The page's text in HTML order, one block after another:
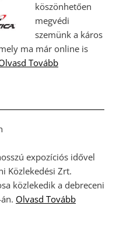
köszönhetően
megvédi
szemünk a káros
ma már online is
Tovább
expozíciós idővel
Közlekedési Zrt.
közlekedik a debreceni
Olvasd Tovább